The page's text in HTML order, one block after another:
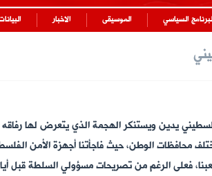
السياسي الموسيقى الاخبار
يدين ويستنكر الهجمة الذي يتعرض لها
محافظات الوطن، حيث فاجأتنا أجهزة الأمن
فعلى الرغم من تصريحات مسؤولي السلطة قبل